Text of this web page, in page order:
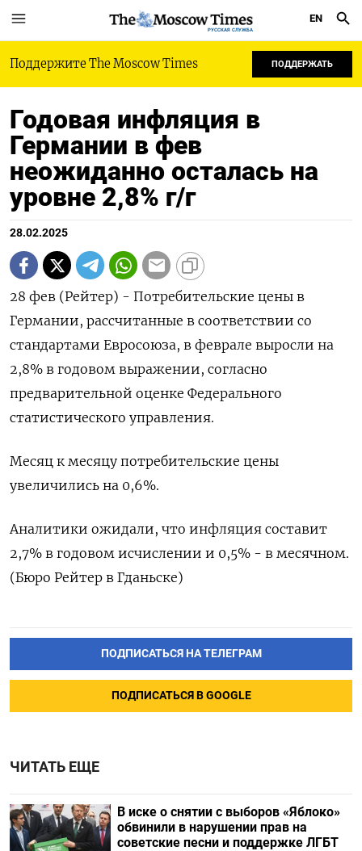
РУССКАЯ СЛУЖБА
EN
Поддержите The Moscow Times ПОДДЕРЖАТЬ
Годовая инфляция в
Германии в фев
неожиданно осталась на
уровне 2,8% г/г
28.02.2025
28 фев (Рейтер) - Потребительские цены в
Германии, рассчитанные в соответствии со
стандартами Евросоюза, в феврале выросли на
2,8% в годовом выражении, согласно
предварительной оценке Федерального
статистического управления.
Месяц к месяцу потребительские цены
увеличились на 0,6%.
Аналитики ожидали, что инфляция составит
2,7% в годовом исчислении и 0,5% - в месячном.
(Бюро Рейтер в Гданьске)
ПОДПИСАТЬСЯ НА ТЕЛЕГРАМ
ПОДПИСАТЬСЯ В GOOGLE
ЧИТАТЬ ЕЩЕ
В иске о снятии с выборов «Яблоко»
обвинили в нарушении прав на
советские песни и поддержке ЛГБТ